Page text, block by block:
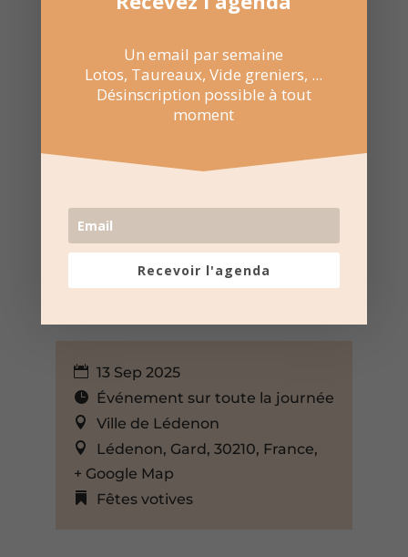
13 Sep 2025
Événement sur toute la journée
Ville de Lédenon
Lédenon, Gard, 30210, France,
+ Google Map
Fêtes votives
Un email par semaine
Lotos, Taureaux, Vide greniers, ...
Désinscription possible à tout
moment
Recevoir l'agenda